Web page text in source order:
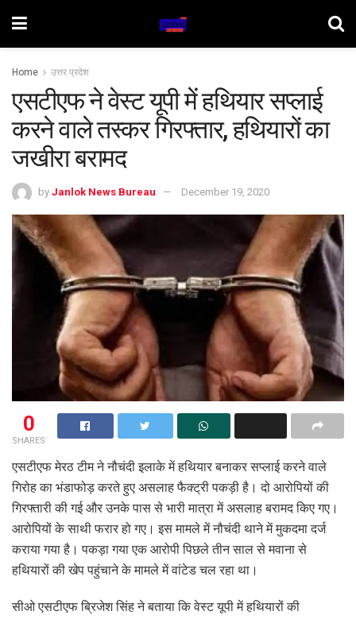
Home उत्तर प्रदेश
एसटीएफ ने वेस्ट यूपी में हथियार सप्लाई
करने वाले तस्कर गिरफ्तार, हथियारों का
जखीरा बरामद
by Janlok News Bureau December 19, 2020
0
SHARES
एसटीएफ मेरठ टीम ने नौचंदी इलाके में हथियार बनाकर सप्लाई करने वाले
गिरोह का भंडाफोड़ करते हुए असलाह फैक्ट्री पकड़ी है। दो आरोपियों की
गिरफ्तारी की गई और उनके पास से भारी मात्रा में असलाह बरामद किए गए।
आरोपियों के साथी फरार हो गए। इस मामले में नौचंदी थाने में मुकदमा दर्ज
कराया गया है। पकड़ा गया एक आरोपी पिछले तीन साल से मवाना से
हथियारों की खेप पहुंचाने के मामले में वांटेड चल रहा था।
सीओ एसटीएफ ब्रिजेश सिंह ने बताया कि वेस्ट यूपी में हथियारों की